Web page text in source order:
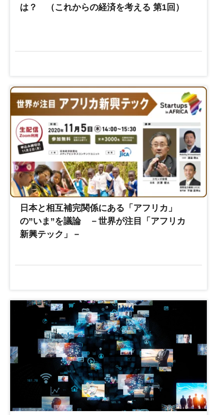
は？ （これからの経済を考える 第1回）
日本と相互補完関係にある「アフリカ」
の”いま”を議論 －世界が注目「アフリカ
新興テック」－